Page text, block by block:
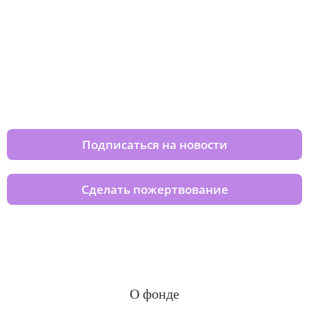
Подписаться на новости
Сделать пожертвование
О фонде